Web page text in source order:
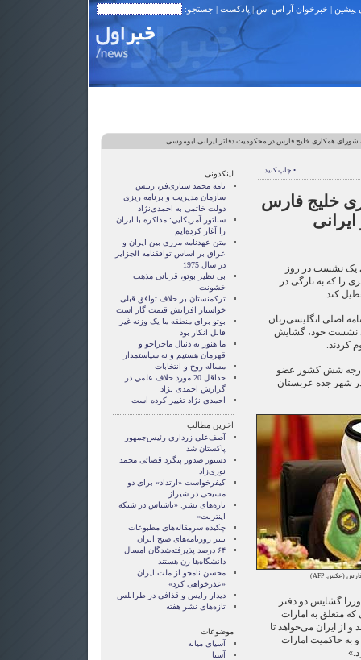
پیشین | خبرخوان آر اس اس| پادکست | جستجو:
شورای همکاری خلیج فارس در محکومیت دفاتر ایرانی ابوموسی
• چاپ کنید
خلیج فارس
نشست در روز
را که به تازگی در
کند.
اصلی انگلیسی‌زبان
نشست خود، گشایش
کردند.
خارجه شش کشور عضو
شهر جده عربستان
فارس (عکس:AFP
)
گشایش دو دفتر
که متعلق به امارات
از ایران می‌خواهد تا
و به حاکمیت امارات
لینکدونی
نامه محمد ستاری‌فر، رییس
سازمان مدیریت و برنامه ریزی
دولت خاتمی به احمدی‌نژاد
سناتور آمريکايي: مذاکره با ايران
را آغاز کرده‌ايم
متن عهدنامه مرزى بين ايران و
عراق بر اساس توافقنامه الجزاير
در سال 1975
بی نظیر بوتو، قربانی مذهب
خشونت
ترکمنستان بر خلاف توافق قبلی
خواستار افزایش قیمت گاز است
بوتو برای منطقه ما یک وزنه غیر
قابل انکار بود
ما هنوز به دنبال ماجراجو و
قهرمان هستيم و نه سياستمدار
مساله روح و انتخابات
حداقل 20 مورد خلاف علمي در
گزارش احمدی نژاد
احمدی نژاد تغییر کرده است
آخرین مطالب
آصف‌علی زرداری رئیس‌جمهور
پاکستان شد
دستور صدور پیگرد قضائی محمد
نوری‌زاد
کیفرخواست «ارتداد» برای دو
مسیحی در شیراز
تازه‌های نشر: «ناشناس در شبکه
اینترنت»
چکیده سرمقاله‌های مطبوعات
تیتر روزنامه‌های صبح ایران
۶۴ درصد پذیرفته‌شدگان امسال
دانشگاه‌ها زن هستند
محسن نامجو از ملت ایران
«عذرخواهی کرد»
دیدار رایس و قذافی در طرابلس
تازه‌های نشر هفته
موضوعات
آسيای ميانه
آسیا